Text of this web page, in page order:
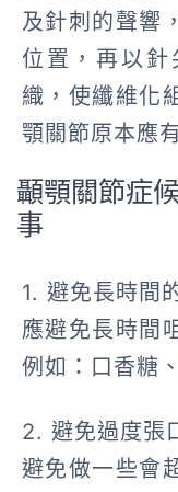
及針刺的聲響
位置，再以
織，使纖維化
顎關節原本應
顳顎關節症
事
1. 避免長時間
應避免長時間
例如：口香糖
2. 避免過度張
避免做一些會